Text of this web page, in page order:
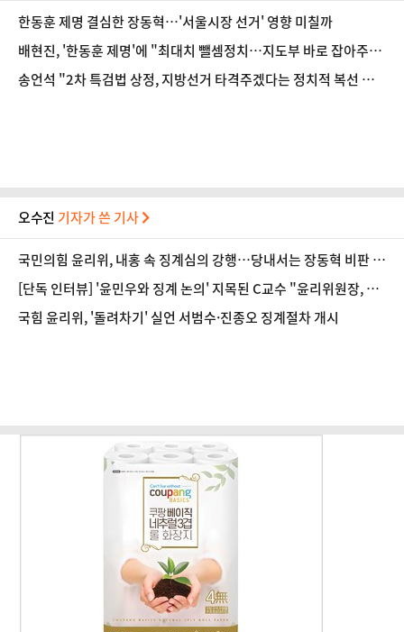
한동훈 제명 결심한 장동혁…'서울시장 선거' 영향 미칠까
배현진, '한동훈 제명'에 "최대치 뺄셈정치…지도부 바로 잡아주리
라 믿어"
송언석 "2차 특검법 상정, 지방선거 타격주겠다는 정치적 복선 밖
오수진 기자가 쓴 기사
국민의힘 윤리위, 내홍 속 징계심의 강행…당내서는 장동혁 비판 목
소리
[단독 인터뷰] '윤민우와 징계 논의' 지목된 C교수 "윤리위원장, 외
부와 논의 잘못된 행위"
국힘 윤리위, '돌려차기' 실언 서범수·진종오 징계절차 개시